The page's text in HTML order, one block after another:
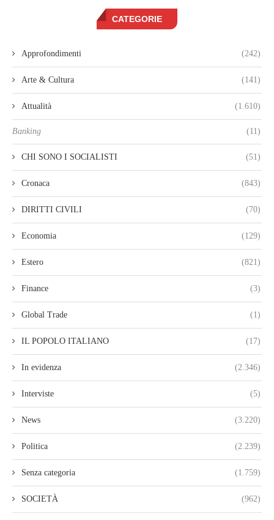
CATEGORIE
Approfondimenti (242)
Arte & Cultura (141)
Attualità (1.610)
Banking (11)
CHI SONO I SOCIALISTI (51)
Cronaca (843)
DIRITTI CIVILI (70)
Economia (129)
Estero (821)
Finance (3)
Global Trade (1)
IL POPOLO ITALIANO (17)
In evidenza (2.346)
Interviste (5)
News (3.220)
Politica (2.239)
Senza categoria (1.759)
SOCIETÀ (962)